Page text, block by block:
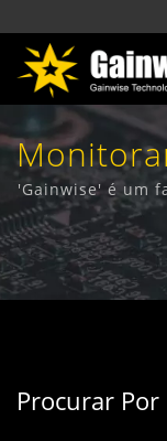
|
'Gainwise' é um
no design,
Sem Fio
Procurar